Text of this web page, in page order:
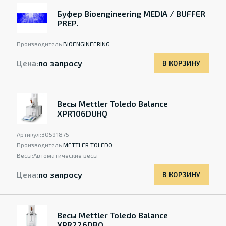
Буфер Bioengineering MEDIA / BUFFER
PREP.
Производитель:BIOENGINEERING
Цена:по запросу В КОРЗИНУ
Весы Mettler Toledo Balance
XPR106DUHQ
Артикул:30591875
Производитель:METTLER TOLEDO
Весы:Автоматические весы
Цена:по запросу В КОРЗИНУ
Весы Mettler Toledo Balance